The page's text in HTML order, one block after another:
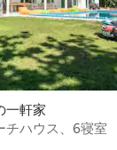
一軒家
チハウス、6寝室